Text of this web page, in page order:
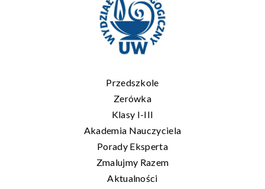
Przedszkole
Zerówka
Klasy I-III
Akademia Nauczyciela
Porady Eksperta
Zmalujmy Razem
Aktualności